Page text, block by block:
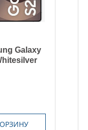
Galaxy